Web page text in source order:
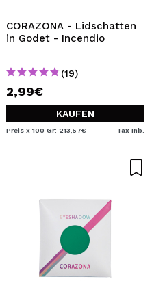
CORAZONA - Lidschatten
in Godet - Incendio
(19)
2,99€
KAUFEN
Preis x 100 Gr: 213,57€ Tax Inb.